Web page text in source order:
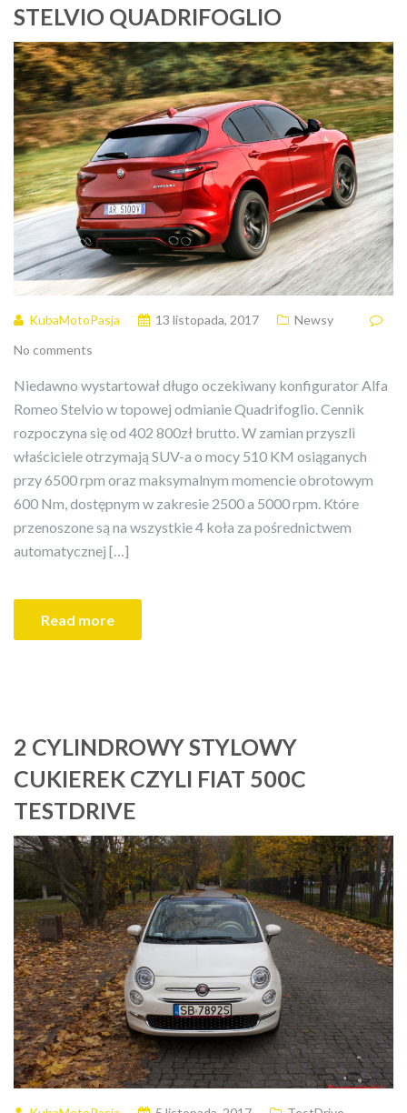
STELVIO QUADRIFOGLIO
KubaMotoPasja 13 listopada, 2017
Newsy
No comments
Niedawno wystartował długo oczekiwany konfigurator Alfa
Romeo Stelvio w topowej odmianie Quadrifoglio. Cennik
rozpoczyna się od 402 800zł brutto. W zamian przyszli
właściciele otrzymają SUV-a o mocy 510 KM osiąganych
przy 6500 rpm oraz maksymalnym momencie obrotowym
600 Nm, dostępnym w zakresie 2500 a 5000 rpm. Które
przenoszone są na wszystkie 4 koła za pośrednictwem
automatycznej […]
Read more
2 CYLINDROWY STYLOWY
CUKIEREK CZYLI FIAT 500C
TESTDRIVE